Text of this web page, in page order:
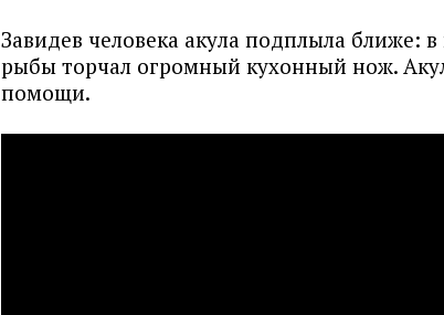
Завидев человека акула подплыла ближе:
рыбы торчал огромный кухонный нож.
помощи.